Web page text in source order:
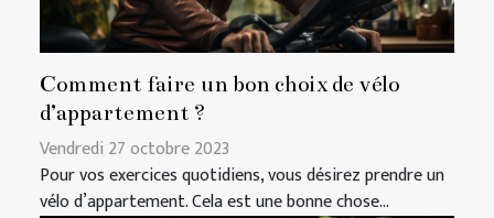
Comment faire un bon choix de vélo
d’appartement ?
Vendredi 27 octobre 2023
Pour vos exercices quotidiens, vous désirez prendre un
vélo d’appartement. Cela est une bonne chose...